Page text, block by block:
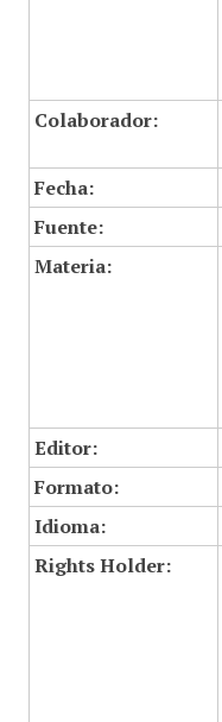
Colaborador:
Fecha:
Fuente:
Materia:
Editor:
Formato:
Idioma:
Rights Holder: